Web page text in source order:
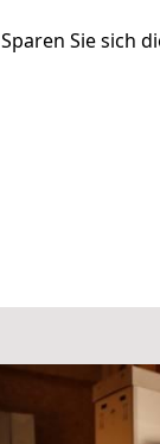
Sparen Sie sich